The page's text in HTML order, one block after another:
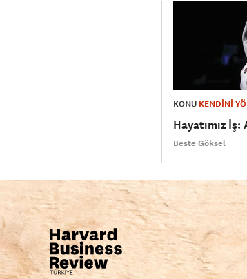
KONU KENDİNİ
Hayatımız İş:
Beste Göksel